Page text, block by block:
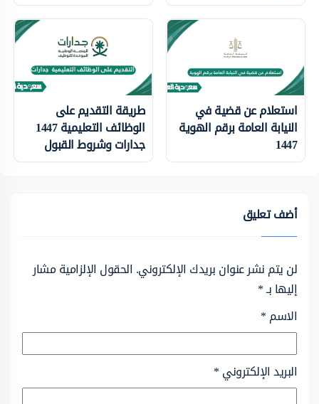
استعلام عن قضية في
النيابة العامة برقم الهوية
1447
طريقة التقديم على
الوظائف التعليمية 1447
جدارات وشروط القبول
أضف تعليق
لن يتم نشر عنوان بريدك الإلكتروني. الحقول الإلزامية مشار
إليها بـ*
الاسم*
البريد الإلكتروني*